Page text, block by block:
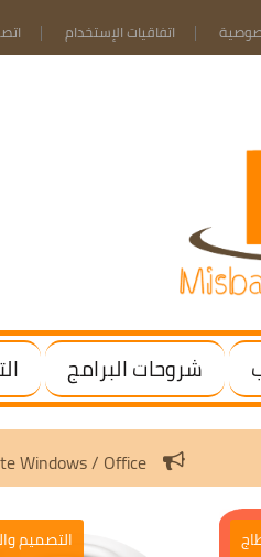
اتفاقيات الإستخدام
شروحات البرامج
| Activate Windows / Office
التصميم